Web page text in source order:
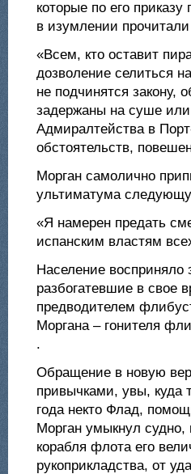
которые по его
в изумлении
«Всем, кто оставит
дозволение селиться
не подчинятся закону,
задержаны на суше
Адмиралтейства в
обстоятельств,
Морган самолично
ультиматума
«Я намерен предать
испанским властям
Население
разбогатевшие в свое
предводителем
Моргана – гонителя
.
Обращение в новую
привычками, увы, куда
года некто Флад,
Морган умыкнул
корабля флота его
рукоприкладства, от